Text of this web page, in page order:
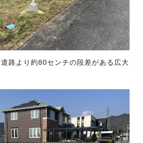
路より約80センチの段差がある広大